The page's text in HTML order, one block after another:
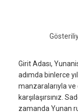
Girit Adası,
adımda binlerce
manzaralarıyla ve
karşılaşırsınız.
zamanda Yunan